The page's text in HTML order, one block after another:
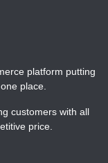
platform putting
place.
customers with all
price.